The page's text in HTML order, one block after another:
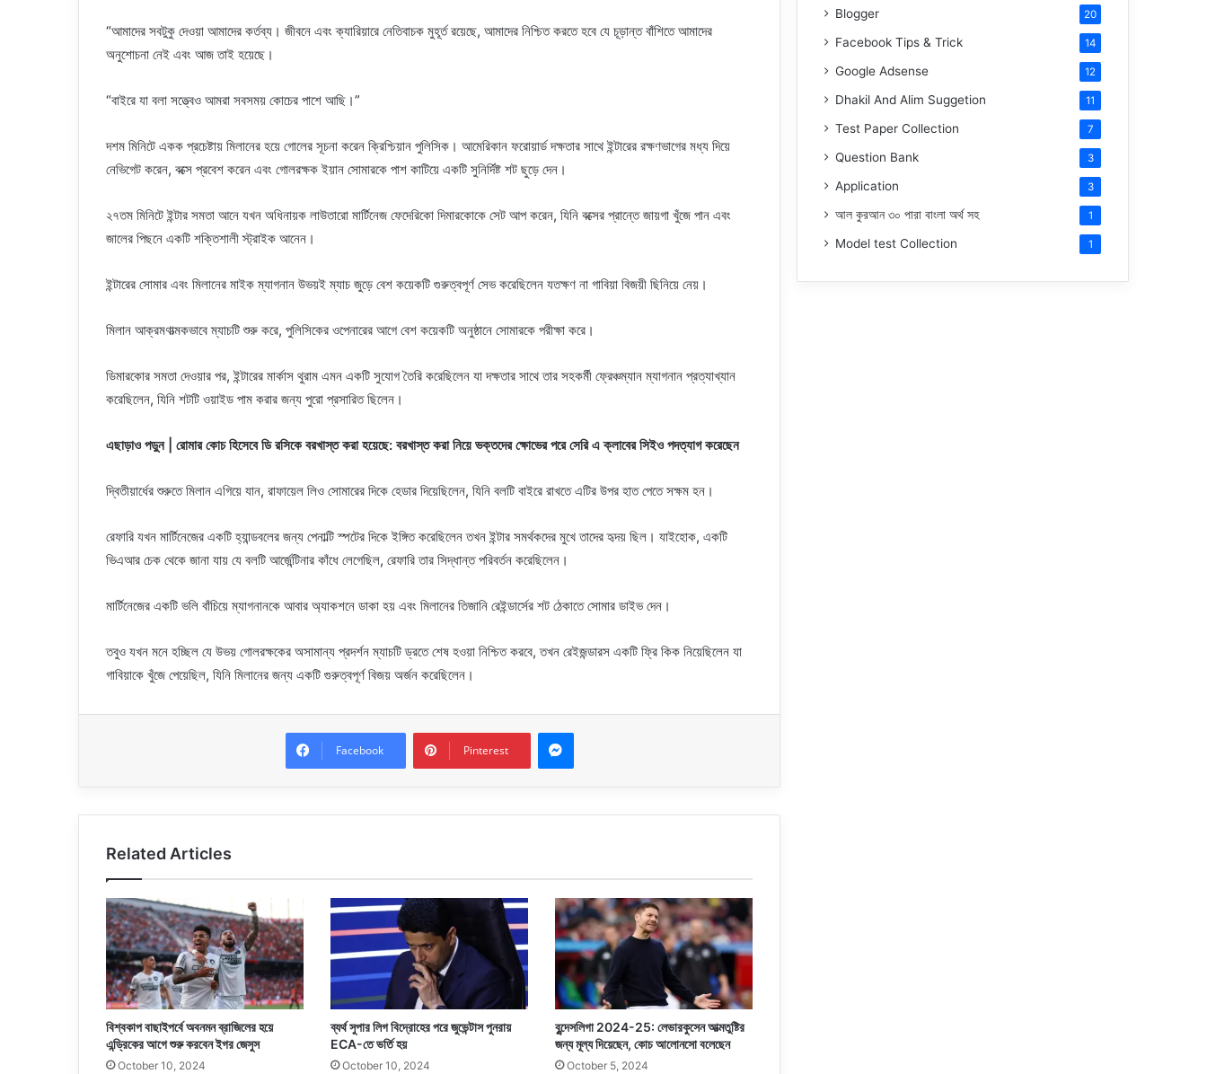
“আমাদের সবটুকু দেওয়া আমাদের কর্তব্য। জীবনে এবং ক্যারিয়ারে নেতিবাচক মুহূর্ত রয়েছে, আমাদের নিশ্চিত করতে হবে যে চূড়ান্ত বাঁশিতে আমাদের
অনুশোচনা নেই এবং আজ তাই হয়েছে।
“বাইরে যা বলা সত্ত্বেও আমরা সবসময় কোচের পাশে আছি।”
দশম মিনিটে একক প্রচেষ্টায় মিলানের হয়ে গোলের সূচনা করেন ক্রিশ্চিয়ান পুলিসিক। আমেরিকান ফরোয়ার্ড দক্ষতার সাথে ইন্টারের রক্ষণভাগের মধ্য দিয়ে
নেভিগেট করেন, বক্সে প্রবেশ করেন এবং গোলরক্ষক ইয়ান সোমারকে পাশ কাটিয়ে একটি সুনির্দিষ্ট শট ছুড়ে দেন।
২৭তম মিনিটে ইন্টার সমতা আনে যখন অধিনায়ক লাউতারো মার্টিনেজ ফেদেরিকো দিমারকোকে সেট আপ করেন, যিনি বক্সের প্রান্তে জায়গা খুঁজে পান এবং
জালের পিছনে একটি শক্তিশালী স্ট্রাইক আনেন।
ইন্টারের সোমার এবং মিলানের মাইক ম্যাগনান উভয়ই ম্যাচ জুড়ে বেশ কয়েকটি গুরুত্বপূর্ণ সেভ করেছিলেন যতক্ষণ না গাবিয়া বিজয়ী ছিনিয়ে নেয়।
মিলান আক্রমণাত্মকভাবে ম্যাচটি শুরু করে, পুলিসিকের ওপেনারের আগে বেশ কয়েকটি অনুষ্ঠানে সোমারকে পরীক্ষা করে।
ডিমারকোর সমতা দেওয়ার পর, ইন্টারের মার্কাস থুরাম এমন একটি সুযোগ তৈরি করেছিলেন যা দক্ষতার সাথে তার সহকর্মী ফ্রেঞ্চম্যান ম্যাগনান প্রত্যাখ্যান
করেছিলেন, যিনি শটটি ওয়াইড পাম করার জন্য পুরো প্রসারিত ছিলেন।
এছাড়াও পড়ুন | রোমার কোচ হিসেবে ডি রসিকে বরখাস্ত করা হয়েছে: বরখাস্ত করা নিয়ে ভক্তদের ক্ষোভের পরে সেরি এ ক্লাবের সিইও পদত্যাগ করেছেন
দ্বিতীয়ার্ধের শুরুতে মিলান এগিয়ে যান, রাফায়েল লিও সোমারের দিকে হেডার দিয়েছিলেন, যিনি বলটি বাইরে রাখতে এটির উপর হাত পেতে সক্ষম হন।
রেফারি যখন মার্টিনেজের একটি হ্যান্ডবলের জন্য পেনাল্টি স্পটের দিকে ইঙ্গিত করেছিলেন তখন ইন্টার সমর্থকদের মুখে তাদের হৃদয় ছিল। যাইহোক, একটি
ভিএআর চেক থেকে জানা যায় যে বলটি আর্জেন্টিনার কাঁধে লেগেছিল, রেফারি তার সিদ্ধান্ত পরিবর্তন করেছিলেন।
মার্টিনেজের একটি ভলি বাঁচিয়ে ম্যাগনানকে আবার অ্যাকশনে ডাকা হয় এবং মিলানের তিজানি রেইন্ডার্সের শট ঠেকাতে সোমার ডাইভ দেন।
তবুও যখন মনে হচ্ছিল যে উভয় গোলরক্ষকের অসামান্য প্রদর্শন ম্যাচটি ড্রতে শেষ হওয়া নিশ্চিত করবে, তখন রেইজন্ডারস একটি ফ্রি কিক নিয়েছিলেন যা
গাবিয়াকে খুঁজে পেয়েছিল, যিনি মিলানের জন্য একটি গুরুত্বপূর্ণ বিজয় অর্জন করেছিলেন।
Facebook Pinterest
Messenger
Related Articles
বিশ্বকাপ বাছাইপর্বে অবনমন ব্রাজিলের হয়ে
এন্ড্রিকের আগে শুরু করবেন ইগর জেসুস
October 10, 2024
ব্যর্থ সুপার লিগ বিদ্রোহের পরে জুভেন্টাস পুনরায়
ECA-তে ভর্তি হয়
October 10, 2024
বুন্দেসলিগা 2024-25: লেভারকুসেন আত্মতুষ্টির
জন্য মূল্য দিয়েছেন, কোচ আলোনসো বলেছেন
October 5, 2024
Blogger 20
Facebook Tips & Trick 14
Google Adsense 12
Dhakil And Alim Suggetion 11
Test Paper Collection 7
Question Bank 3
Application 3
আল কুরআন ৩০ পারা বাংলা অর্থ সহ 1
Model test Collection 1